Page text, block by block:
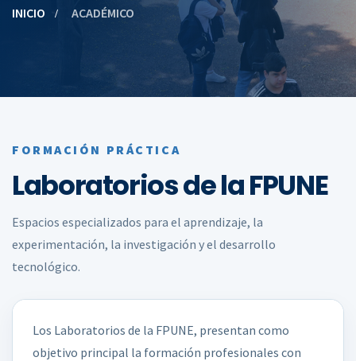
INICIO ACADÉMICO
FORMACIÓN PRÁCTICA
Laboratorios de la FPUNE
Espacios especializados para el aprendizaje, la
experimentación, la investigación y el desarrollo
tecnológico.
Los Laboratorios de la FPUNE, presentan como
objetivo principal la formación profesionales con